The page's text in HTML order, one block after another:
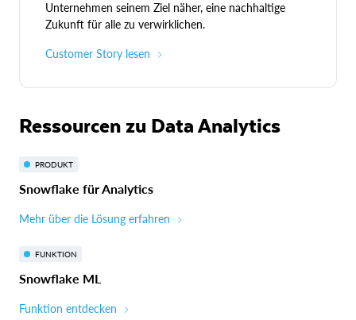
Unternehmen seinem Ziel näher, eine nachhaltige
Zukunft für alle zu verwirklichen.
Customer Story lesen
Ressourcen zu Data Analytics
PRODUKT
Snowflake für Analytics
Mehr über die Lösung erfahren
FUNKTION
Snowflake ML
Funktion entdecken